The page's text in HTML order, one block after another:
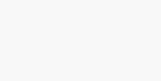
Bürgermeister Silvio Renger berichtet